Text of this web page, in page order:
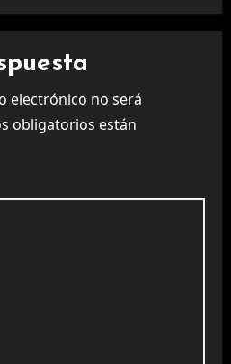
electrónico no será
obligatorios están